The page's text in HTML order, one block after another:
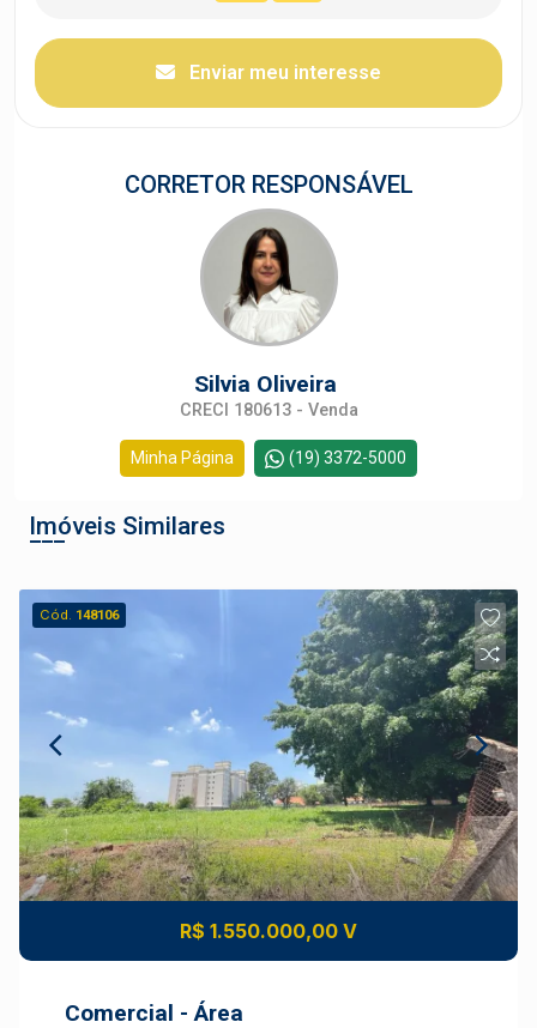
Enviar meu interesse
CORRETOR RESPONSÁVEL
Silvia Oliveira
CRECI 180613 - Venda
Minha Página (19) 3372-5000
Imóveis Similares
Cód. 148106
R$ 1.550.000,00 V
Comercial - Área